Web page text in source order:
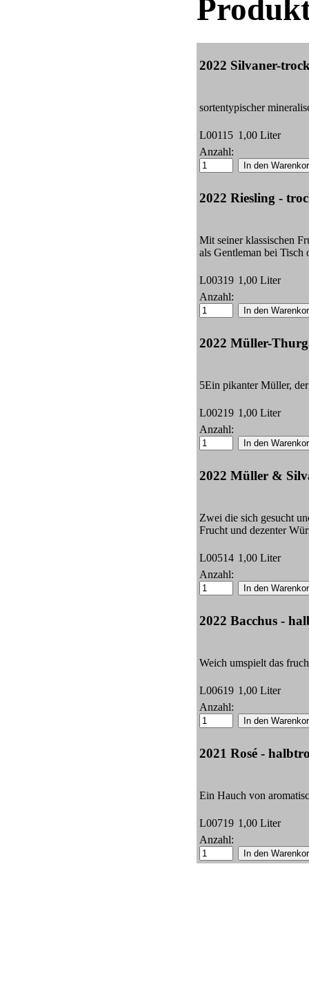
2022 Silvaner-
sortentypischer
L00115 1,00 Liter
Anzahl:
2022 Riesling -
Mit seiner klassischen
als Gentleman bei Tisch
L00319 1,00 Liter
Anzahl:
2022 Müller-
5Ein pikanter Müller,
L00219 1,00 Liter
Anzahl:
2022 Müller &
Zwei die sich gesucht
Frucht und dezenter
L00514 1,00 Liter
Anzahl:
2022 Bacchus -
Weich umspielt das
L00619 1,00 Liter
Anzahl:
2021 Rosé -
Ein Hauch von
L00719 1,00 Liter
Anzahl: